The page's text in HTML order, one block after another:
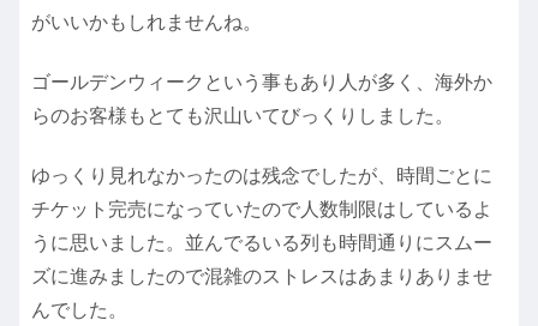
がいいかもしれませんね。
ゴールデンウィークという事もあり人が多く、海外か
らのお客様もとても沢山いてびっくりしました。
ゆっくり見れなかったのは残念でしたが、時間ごとに
チケット完売になっていたので人数制限はしているよ
うに思いました。並んでるいる列も時間通りにスムー
ズに進みましたので混雑のストレスはあまりありませ
んでした。